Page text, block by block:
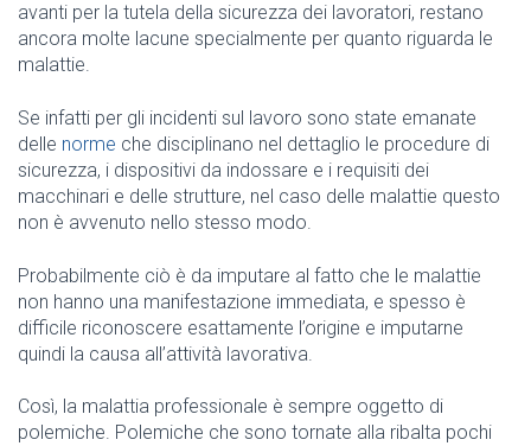
avanti per la tutela della sicurezza dei lavoratori, restano
ancora molte lacune specialmente per quanto riguarda le
malattie.
Se infatti per gli incidenti sul lavoro sono state emanate
delle norme che disciplinano nel dettaglio le procedure di
sicurezza, i dispositivi da indossare e i requisiti dei
macchinari e delle strutture, nel caso delle malattie questo
non è avvenuto nello stesso modo.
Probabilmente ciò è da imputare al fatto che le malattie
non hanno una manifestazione immediata, e spesso è
difficile riconoscere esattamente l’origine e imputarne
quindi la causa all’attività lavorativa.
Così, la malattia professionale è sempre oggetto di
polemiche. Polemiche che sono tornate alla ribalta pochi